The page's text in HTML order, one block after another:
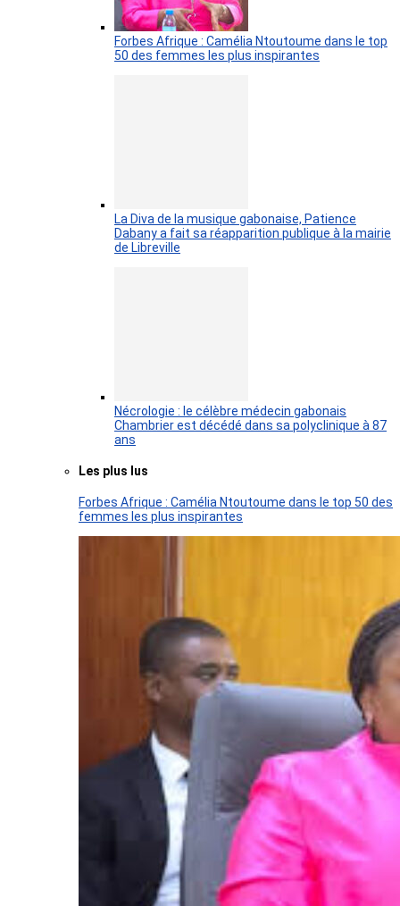
Forbes Afrique : Camélia Ntoutoume dans le top
50 des femmes les plus inspirantes
La Diva de la musique gabonaise, Patience
Dabany a fait sa réapparition publique à la mairie
de Libreville
Nécrologie : le célèbre médecin gabonais
Chambrier est décédé dans sa polyclinique à 87
ans
Les plus lus
Forbes Afrique : Camélia Ntoutoume dans le top 50 des
femmes les plus inspirantes